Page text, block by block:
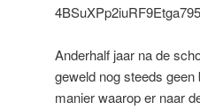
Anderhalf jaar na de
geweld nog steeds
manier waarop er naar